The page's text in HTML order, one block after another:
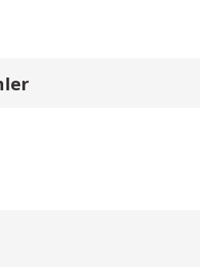
veya görüntülenemiyor.